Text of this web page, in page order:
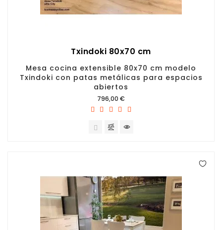
Txindoki 80x70 cm
Mesa cocina extensible 80x70 cm modelo
Txindoki con patas metálicas para espacios
abiertos
Precio
796,00 €